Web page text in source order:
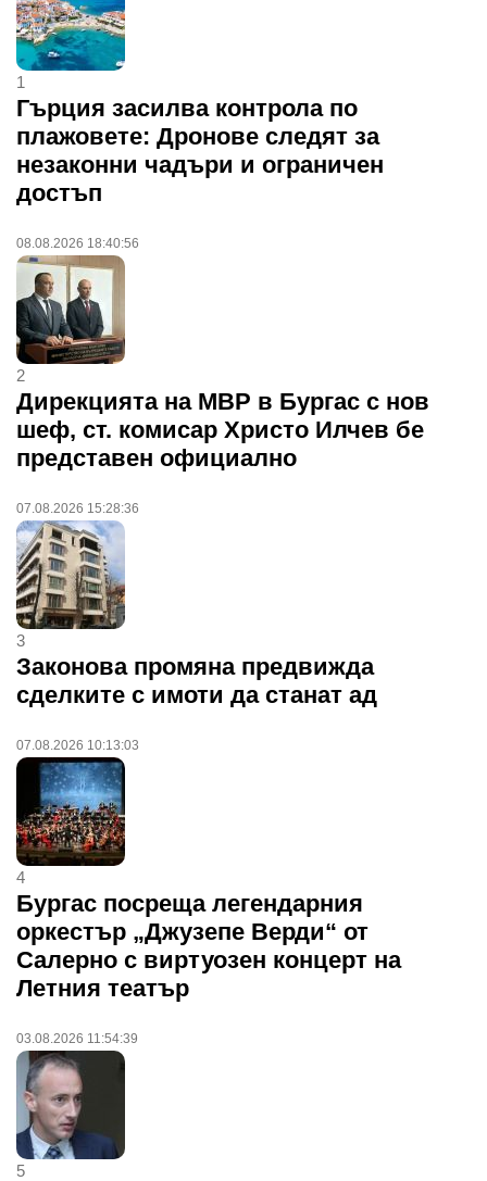
1
Гърция засилва контрола по
плажовете: Дронове следят за
незаконни чадъри и ограничен
достъп
08.08.2026 18:40:56
2
Дирекцията на МВР в Бургас с нов
шеф, ст. комисар Христо Илчев бе
представен официално
07.08.2026 15:28:36
3
Законова промяна предвижда
сделките с имоти да станат ад
07.08.2026 10:13:03
4
Бургас посреща легендарния
оркестър „Джузепе Верди“ от
Салерно с виртуозен концерт на
Летния театър
03.08.2026 11:54:39
5